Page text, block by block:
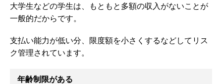
大学生などの学生は、もともと多額の収入がないことが
一般的だからです。
支払い能力が低い分、限度額を小さくするなどしてリス
ク管理されています。
年齢制限がある